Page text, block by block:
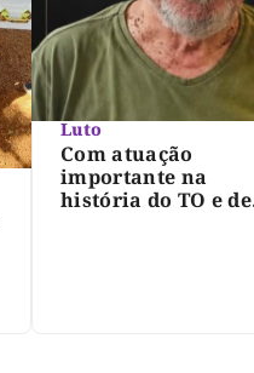
Luto
Com atuação
importante na
história do TO e de